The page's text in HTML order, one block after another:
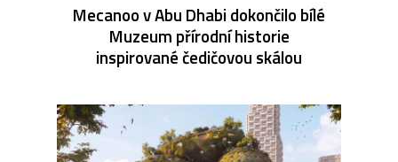
Mecanoo v Abu Dhabi dokončilo bílé
Muzeum přírodní historie
inspirované čedičovou skálou